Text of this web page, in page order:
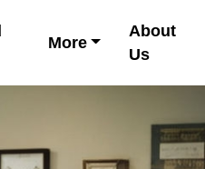
More
About
Us